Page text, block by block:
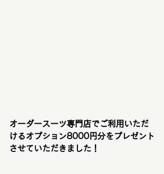
オーダースーツ専門店でご利用いただ
けるオプション8000円分をプレゼント
させていただきました！